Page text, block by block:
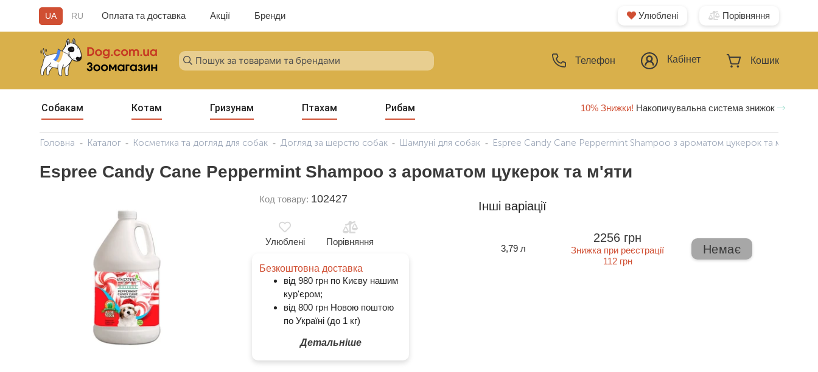
UA RU Оплата та доставка Акції Бренди Улюблені Порівняння
Телефон Кабінет Кошик
Собакам Котам Гризунам Птахам Рибам 10% Знижки! Накопичувальна система знижок
Головна Каталог Косметика та догляд для собак Догляд за шерстю собак Шампуні для собак Espree Candy Cane Peppermint Shampoo з ароматом цукерок та м'яти
Espree Candy Cane Peppermint Shampoo з ароматом цукерок та м'яти
Код товару: 102427
Улюблені Порівняння
Безкоштовна доставка
від 980 грн по Києву нашим
кур'єром;
від 800 грн Новою поштою
по Україні (до 1 кг)
Детальніше
Інші варіації
3,79 л
2256 грн
Знижка при реєстрації
112 грн
Немає